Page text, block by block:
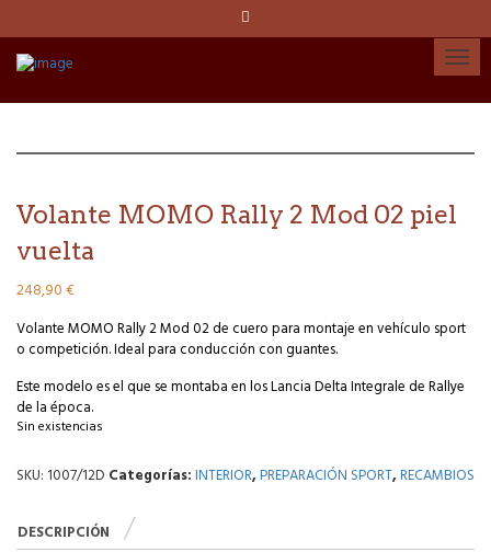
Volante MOMO Rally 2 Mod 02 piel
vuelta
248,90€
Volante MOMO Rally 2 Mod 02 de cuero para montaje en vehículo sport
o competición. Ideal para conducción con guantes.
Este modelo es el que se montaba en los Lancia Delta Integrale de Rallye
de la época.
Sin existencias
SKU: 1007/12D Categorías:INTERIOR,PREPARACIÓN SPORT,RECAMBIOS
DESCRIPCIÓN